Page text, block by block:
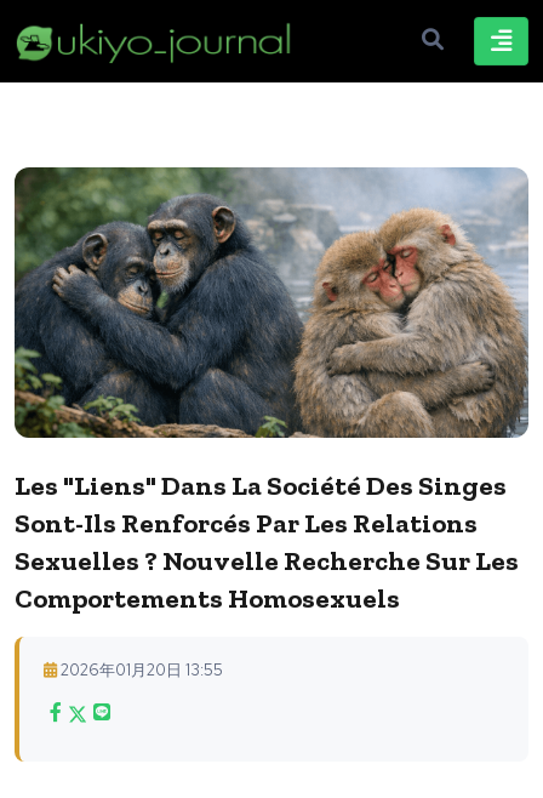
Les "liens" Dans La Société Des Singes
Sont-Ils Renforcés Par Les Relations
Sexuelles ? Nouvelle Recherche Sur Les
Comportements Homosexuels
2026年01月20日 13:55